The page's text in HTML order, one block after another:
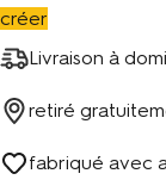
créer
Livraison à
retiré
fabriqué avec